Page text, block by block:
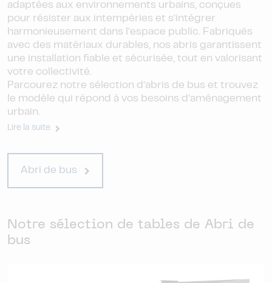
adaptées aux environnements urbains, conçues
pour résister aux intempéries et s’intégrer
harmonieusement dans l’espace public. Fabriqués
avec des matériaux durables, nos abris garantissent
une installation fiable et sécurisée, tout en valorisant
votre collectivité.
Parcourez notre sélection d’abris de bus et trouvez
le modèle qui répond à vos besoins d’aménagement
urbain.
Lire la suite
Abri de bus
Notre sélection de tables de Abri de
bus